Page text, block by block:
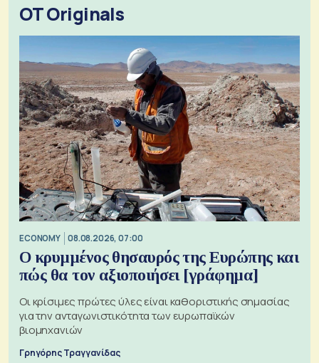
OT Originals
ECONOMY 08.08.2026, 07:00
Ο κρυμμένος θησαυρός της Ευρώπης και
πώς θα τον αξιοποιήσει [γράφημα]
Οι κρίσιμες πρώτες ύλες είναι καθοριστικής σημασίας
για την ανταγωνιστικότητα των ευρωπαϊκών
βιομηχανιών
Γρηγόρης Τραγγανίδας